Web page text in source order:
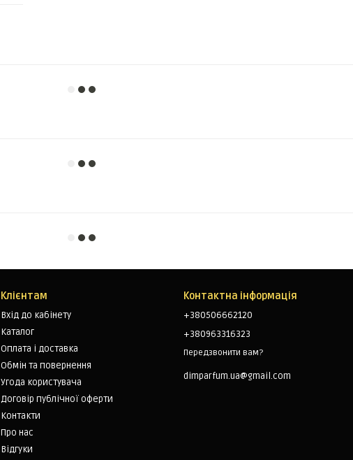
Клієнтам
Вхід до кабінету
Каталог
Оплата і доставка
Обмін та повернення
Угода користувача
Договір публічної оферти
Контакти
Про нас
Відгуки
Контактна інформація
+380506662120
+380963316323
Передзвонити вам?
dimparfum.ua@gmail.com